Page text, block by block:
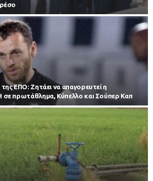
ΕΠΟ: Ζητάει να απαγορευτεί η
πρωτάθλημα, Κύπελλο και Σούπερ Καπ